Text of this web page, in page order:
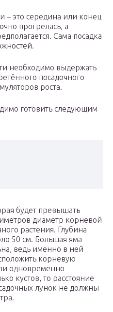
– это середина или конец
прогрелась, а
Сама посадка
необходимо выдержать
посадочного
роста.
готовить следующим
будет превышать
диаметр корневой
растения. Глубина
50 см. Большая яма
ведь именно в ней
корневую
одновременно
кустов, то расстояние
лунок не должны